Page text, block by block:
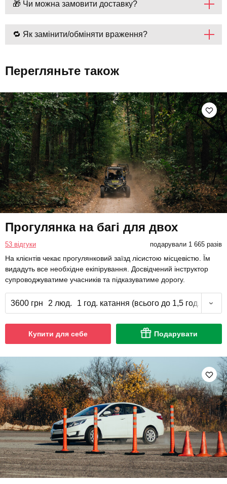
🎁 Чи можна замовити доставку?
🔁 Як замінити/обміняти враження?
Перегляньте також
Прогулянка на багі для двох
53 відгуки подарували 1 665 разів
На клієнтів чекає прогулянковий заїзд лісистою місцевістю. Їм
видадуть все необхідне екіпірування. Досвідчений інструктор
супроводжуватиме учасників та підказуватиме дорогу.
3600 грн 2 люд. 1 год. катання (всього до 1,5 год.)
Купити для себе Подарувати